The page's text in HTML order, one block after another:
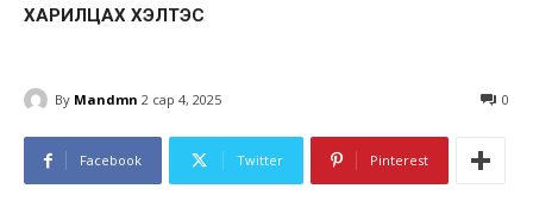
ХАРИЛЦАХ ХЭЛТЭС
By Mandmn 2 сар 4, 2025 0
Facebook Twitter Pinterest